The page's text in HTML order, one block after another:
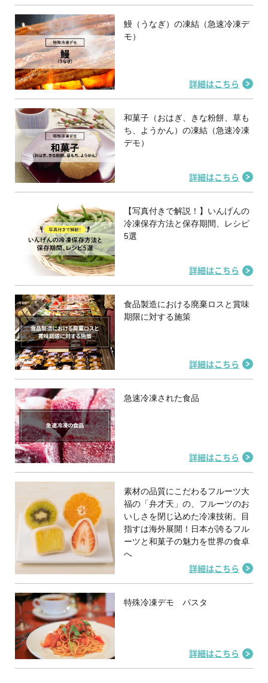
鰻（うなぎ）の凍結（急速冷凍デ
モ）
詳細はこちら
和菓子（おはぎ、きな粉餅、草も
ち、ようかん）の凍結（急速冷凍
デモ）
詳細はこちら
【写真付きで解説！】いんげんの
冷凍保存方法と保存期間、レシピ
5選
詳細はこちら
食品製造における廃棄ロスと賞味
期限に対する施策
詳細はこちら
急速冷凍された食品
詳細はこちら
素材の品質にこだわるフルーツ大
福の「弁才天」の、フルーツのお
いしさを閉じ込めた冷凍技術。目
指すは海外展開！日本が誇るフル
ーツと和菓子の魅力を世界の食卓
へ
詳細はこちら
特殊冷凍デモ パスタ
詳細はこちら